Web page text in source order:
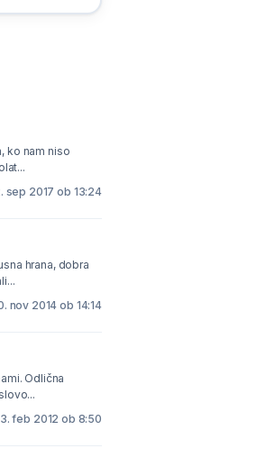
ko nam niso
sep 2017 ob 13:24
hrana, dobra
nov 2014 ob 14:14
Odlična
feb 2012 ob 8:50